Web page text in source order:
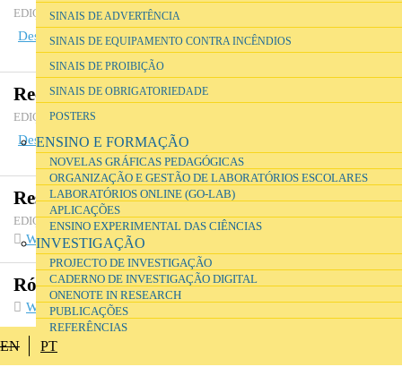
SINAIS DE ADVERTÊNCIA
SINAIS DE EQUIPAMENTO CONTRA INCÊNDIOS
SINAIS DE PROIBIÇÃO
SINAIS DE OBRIGATORIEDADE
POSTERS
ENSINO E FORMAÇÃO
NOVELAS GRÁFICAS PEDAGÓGICAS
ORGANIZAÇÃO E GESTÃO DE LABORATÓRIOS ESCOLARES
LABORATÓRIOS ONLINE (GO-LAB)
APLICAÇÕES
ENSINO EXPERIMENTAL DAS CIÊNCIAS
INVESTIGAÇÃO
PROJECTO DE INVESTIGAÇÃO
CADERNO DE INVESTIGAÇÃO DIGITAL
ONENOTE IN RESEARCH
PUBLICAÇÕES
REFERÊNCIAS
EN PT
EDIÇÃO Abril de 2016
Descarregar ficheiro
(13.62 KB)
Recipientes do kit de derrames
EDIÇÃO Abril de 2016
Descarregar ficheiro (49.45 KB)
Resíduos
EDIÇÃO Abril de 2016
Website
Rótulos de substâncias e misturas
Website
Dossiers